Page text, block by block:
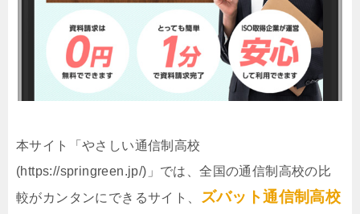
本サイト「やさしい通信制高校
(https://springreen.jp/)」では、全国の通信制高校の比
較がカンタンにできるサイト、
ズバット通信制高校